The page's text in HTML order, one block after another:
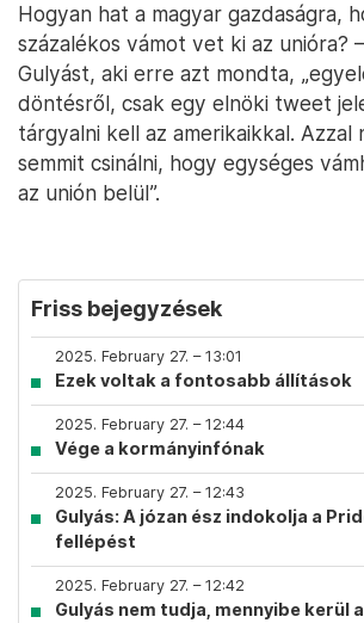
Hogyan hat a magyar gazdaságra,
százalékos vámot vet ki az unióra?
Gulyást, aki erre azt mondta,
döntésről, csak egy elnöki tweet
tárgyalni kell az amerikaikkal. Azzal
semmit csinálni, hogy egységes
az unión belül”.
Friss bejegyzések
2025. February 27. – 13:01
Ezek voltak a fontosabb állítások
2025. February 27. – 12:44
Vége a kormányinfónak
2025. February 27. – 12:43
Gulyás: A józan ész indokolja a
fellépést
2025. February 27. – 12:42
Gulyás nem tudja, mennyibe kerül